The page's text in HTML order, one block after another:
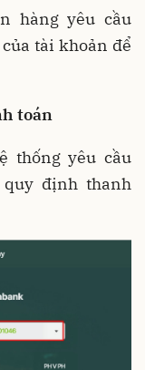
hàng yêu cầu
tài khoản để
toán
thống yêu cầu
định thanh